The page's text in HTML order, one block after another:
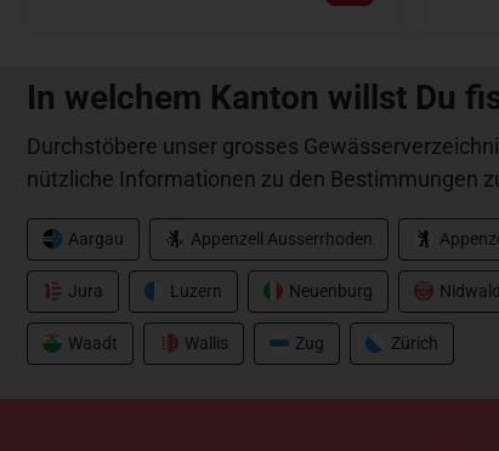
In welchem Kanton willst Du
Durchstöbere unser grosses
nützliche Informationen zu den Bestimmungen
Aargau Appenzell Ausserrhoden
Jura Luzern Neuenburg
Waadt Wallis Zug Zürich